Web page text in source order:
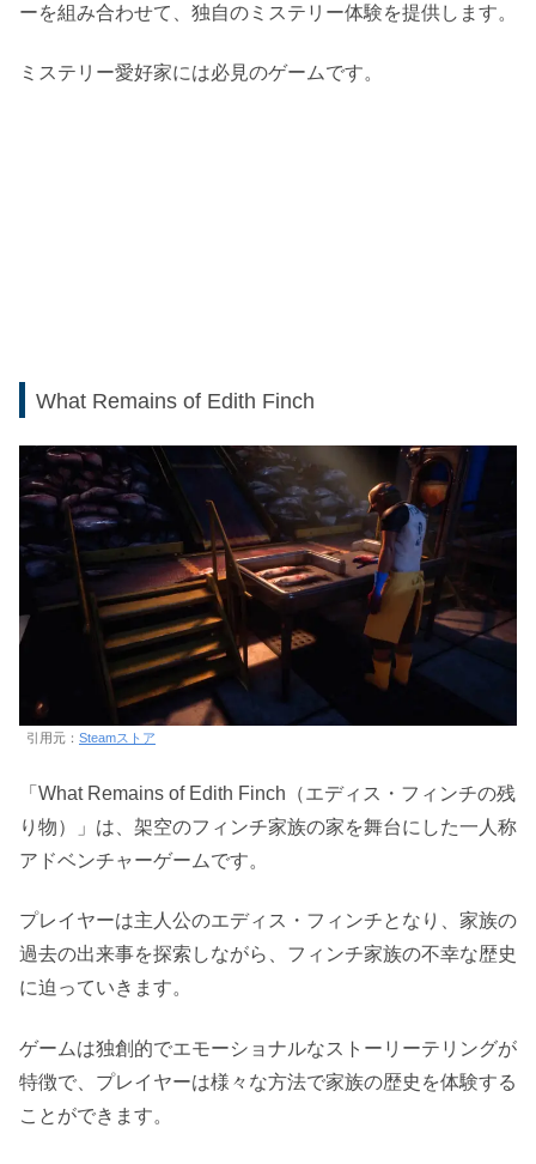
ーを組み合わせて、独自のミステリー体験を提供します。
ミステリー愛好家には必見のゲームです。
What Remains of Edith Finch
引用元： Steamストア
「What Remains of Edith Finch（エディス・フィンチの残
り物）」は、架空のフィンチ家族の家を舞台にした一人称
アドベンチャーゲームです。
プレイヤーは主人公のエディス・フィンチとなり、家族の
過去の出来事を探索しながら、フィンチ家族の不幸な歴史
に迫っていきます。
ゲームは独創的でエモーショナルなストーリーテリングが
特徴で、プレイヤーは様々な方法で家族の歴史を体験する
ことができます。